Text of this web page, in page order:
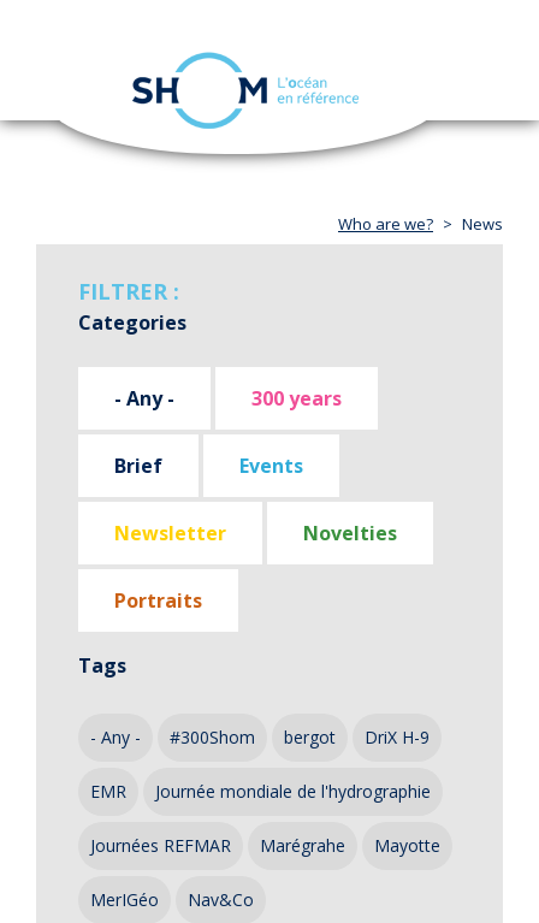
Skip
navigation
Who are we? News
FILTRER :
Categories
- Any - 300 years
Brief Events
Newsletter Novelties
Portraits
Tags
- Any - #300Shom bergot DriX H-9
EMR Journée mondiale de l'hydrographie
Journées REFMAR Marégrahe Mayotte
MerIGéo Nav&Co